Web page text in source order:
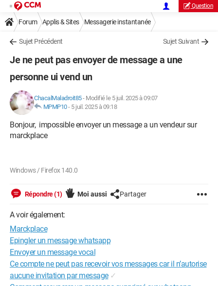
Question
Forum Applis & Sites Messagerie instantanée
Facebook Messenger
Sujet Précédent Sujet Suivant
Je ne peut pas envoyer de message a une
personne ui vend un
ChacalMaladroit85- Modifié le 5 juil. 2025 à 09:07
MPMP10- 5 juil. 2025 à 09:18
Bonjour, impossible envoyer un message a un vendeur sur
marckplace
Windows / Firefox 140.0
Répondre (1) Moi aussi Partager
A voir également:
Marckplace
Epingler un message whatsapp
Envoyer un message vocal
Ce compte ne peut pas recevoir vos messages car il n’autorise
aucune invitation par message ✓